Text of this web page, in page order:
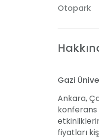
Otopark
Gazi
Ankara,
konferans
fiyatları